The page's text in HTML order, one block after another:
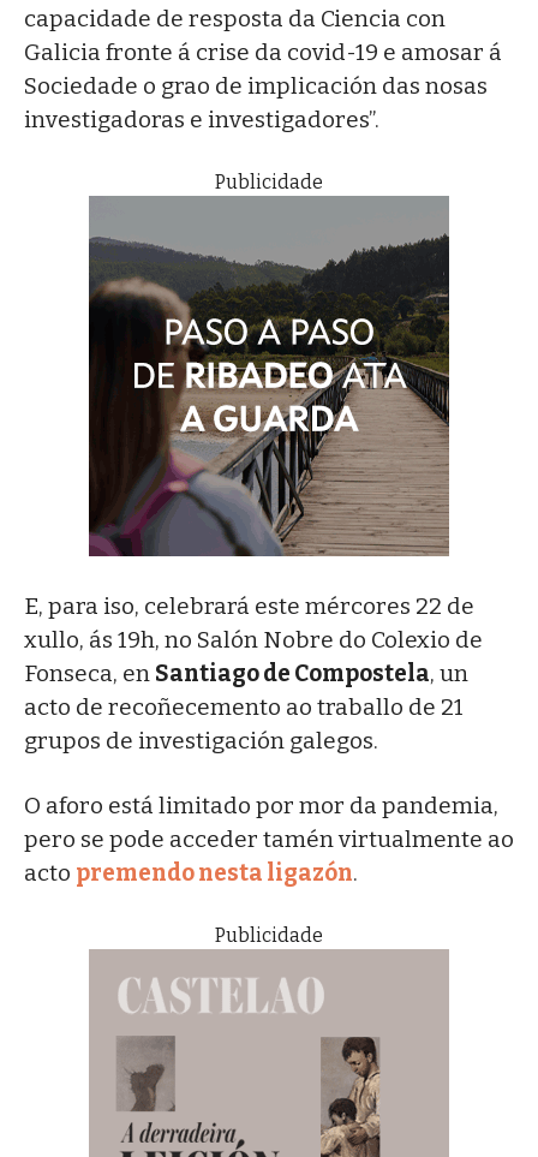
capacidade de resposta da Ciencia con
Galicia fronte á crise da covid-19 e amosar á
Sociedade o grao de implicación das nosas
investigadoras e investigadores”.
Publicidade
E, para iso, celebrará este mércores 22 de
xullo, ás 19h, no Salón Nobre do Colexio de
Fonseca, en Santiago de Compostela, un
acto de recoñecemento ao traballo de 21
grupos de investigación galegos.
O aforo está limitado por mor da pandemia,
pero se pode acceder tamén virtualmente ao
acto premendo nesta ligazón.
Publicidade